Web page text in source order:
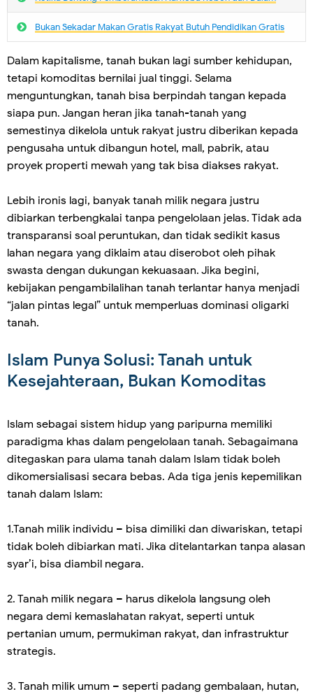
Bukan Sekadar Makan Gratis Rakyat Butuh Pendidikan Gratis
Dalam kapitalisme, tanah bukan lagi sumber kehidupan,
tetapi komoditas bernilai jual tinggi. Selama
menguntungkan, tanah bisa berpindah tangan kepada
siapa pun. Jangan heran jika tanah-tanah yang
semestinya dikelola untuk rakyat justru diberikan kepada
pengusaha untuk dibangun hotel, mall, pabrik, atau
proyek properti mewah yang tak bisa diakses rakyat.
Lebih ironis lagi, banyak tanah milik negara justru
dibiarkan terbengkalai tanpa pengelolaan jelas. Tidak ada
transparansi soal peruntukan, dan tidak sedikit kasus
lahan negara yang diklaim atau diserobot oleh pihak
swasta dengan dukungan kekuasaan. Jika begini,
kebijakan pengambilalihan tanah terlantar hanya menjadi
“jalan pintas legal” untuk memperluas dominasi oligarki
tanah.
Islam Punya Solusi: Tanah untuk
Kesejahteraan, Bukan Komoditas
Islam sebagai sistem hidup yang paripurna memiliki
paradigma khas dalam pengelolaan tanah. Sebagaimana
ditegaskan para ulama tanah dalam Islam tidak boleh
dikomersialisasi secara bebas. Ada tiga jenis kepemilikan
tanah dalam Islam:
1.Tanah milik individu – bisa dimiliki dan diwariskan, tetapi
tidak boleh dibiarkan mati. Jika ditelantarkan tanpa alasan
syar’i, bisa diambil negara.
2. Tanah milik negara – harus dikelola langsung oleh
negara demi kemaslahatan rakyat, seperti untuk
pertanian umum, permukiman rakyat, dan infrastruktur
strategis.
3. Tanah milik umum – seperti padang gembalaan, hutan,